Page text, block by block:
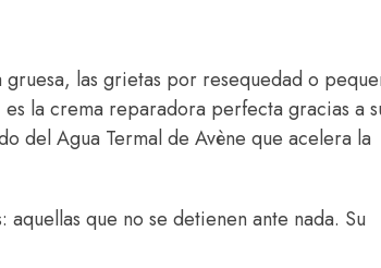
las grietas por resequedad o
la crema reparadora perfecta gracias a
del Agua Termal de Avène que acelera la
que no se detienen ante nada. Su